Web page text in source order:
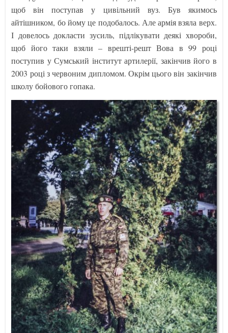
щоб він поступав у цивільний вуз. Був якимось
айтішником, бо йому це подобалось. Але армія взяла верх.
І довелось докласти зусиль, підлікувати деякі хвороби,
щоб його таки взяли – врешті-решт Вова в 99 році
поступив у Сумський інститут артилерії, закінчив його в
2003 році з червоним дипломом. Окрім цього він закінчив
школу бойового гопака.